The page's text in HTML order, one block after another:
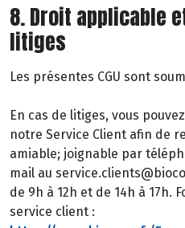
8. Droit applicable
litiges
Les présentes CGU sont
En cas de litiges, vous
notre Service Client afin de
amiable; joignable par
mail au
de 9h à 12h et de 14h à 17h.
service client :